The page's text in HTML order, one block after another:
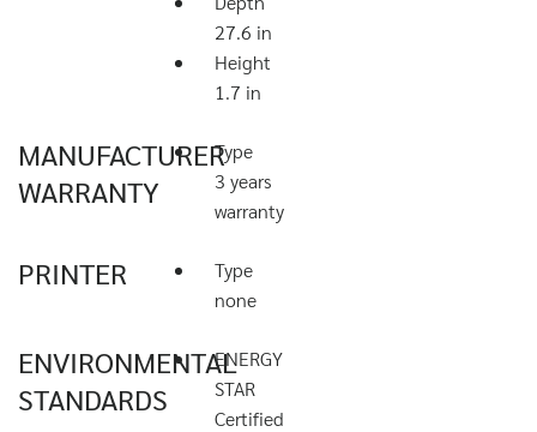
27.6 in
Height
1.7 in
MANUFACTURER
WARRANTY
Type
3 years
warranty
PRINTER
Type
none
ENVIRONMENTAL
STANDARDS
ENERGY
STAR
Certified